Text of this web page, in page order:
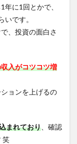
に1回とかで、
です。
、投資の面白さ
入がコツコツ増
ョンを上げるの
まれており 、確認
笑